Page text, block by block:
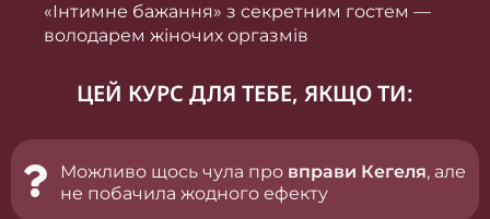
«Інтимне бажання» з секретним гостем —
володарем жіночих оргазмів
ЦЕЙ КУРС ДЛЯ ТЕБЕ, ЯКЩО ТИ:
Можливо щось чула про вправи Кегеля, але
не побачила жодного ефекту